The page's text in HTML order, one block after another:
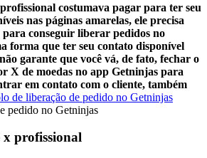
costumava pagar para ter seu
nas páginas amarelas, ele precisa
conseguir liberar pedidos no
forma que ter seu contato disponível
garante que você vá, de fato, fechar o
X de moedas no app Getninjas para
em contato com o cliente, também
pedido no Getninjas
x profissional